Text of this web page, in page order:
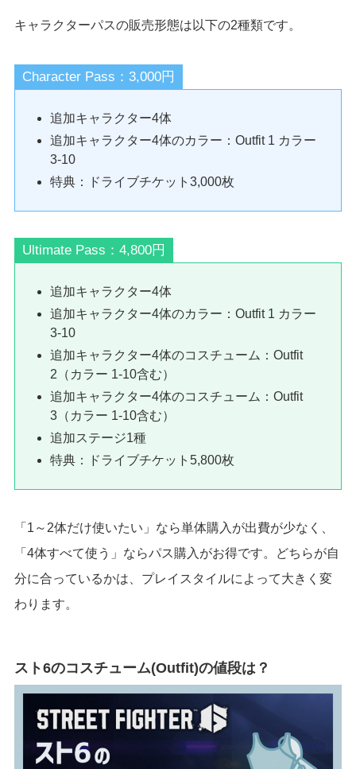
キャラクターパスの販売形態は以下の2種類です。
Character Pass：3,000円
追加キャラクター4体
追加キャラクター4体のカラー：Outfit 1 カラー
3-10
特典：ドライブチケット3,000枚
Ultimate Pass：4,800円
追加キャラクター4体
追加キャラクター4体のカラー：Outfit 1 カラー
3-10
追加キャラクター4体のコスチューム：Outfit
2（カラー 1-10含む）
追加キャラクター4体のコスチューム：Outfit
3（カラー 1-10含む）
追加ステージ1種
特典：ドライブチケット5,800枚
「1～2体だけ使いたい」なら単体購入が出費が少なく、
「4体すべて使う」ならパス購入がお得です。どちらが自
分に合っているかは、プレイスタイルによって大きく変
わります。
スト6のコスチューム(Outfit)の値段は？